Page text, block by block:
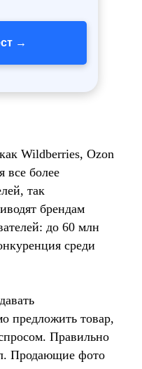
→
Wildberries, Ozon
все более
так
брендам
до 60 млн
среди
предложить товар,
Правильно
Продающие фото